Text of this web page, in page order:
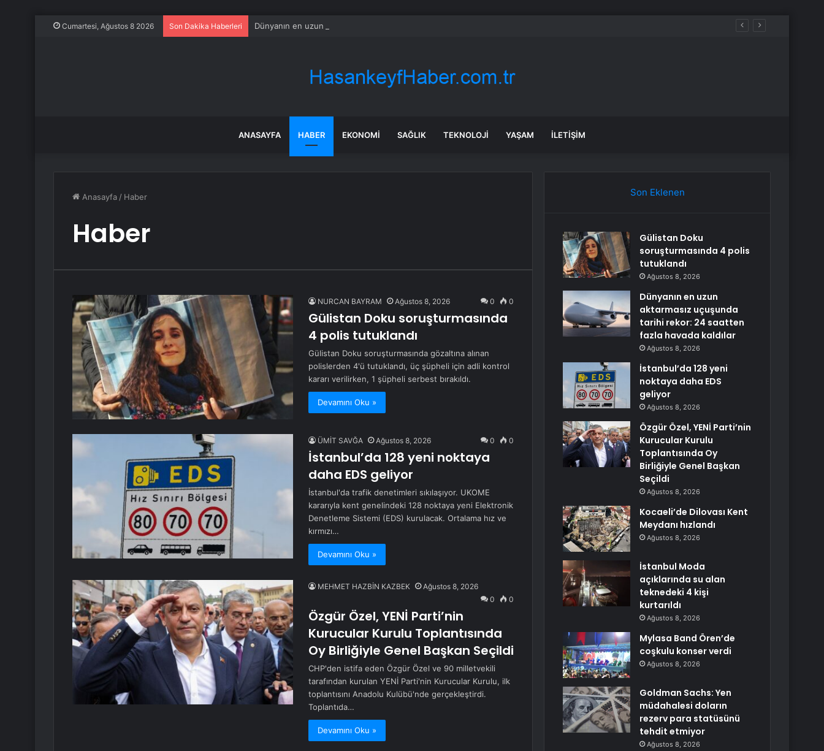
Cumartesi, Ağustos 8 2026 Son Dakika Haberleri Dünyanın en uzun aktarmasız uçuşunda tarihi rekor: 24 saatten fazla havada kaldılar
ANASAYFA HABER EKONOMI SAĞLIK TEKNOLOJI YAŞAM İLETIŞIM
Anasayfa / Haber
Haber
NURCAN BAYRAM Ağustos 8, 2026 0 0
Gülistan Doku soruşturmasında
4 polis tutuklandı
Gülistan Doku soruşturmasında gözaltına alınan
polislerden 4'ü tutuklandı, üç şüpheli için adli kontrol
kararı verilirken, 1 şüpheli serbest bırakıldı.
Devamını Oku »
ÜMİT SAVĞA Ağustos 8, 2026 0 0
İstanbul’da 128 yeni noktaya
daha EDS geliyor
İstanbul'da trafik denetimleri sıkılaşıyor. UKOME
kararıyla kent genelindeki 128 noktaya yeni Elektronik
Denetleme Sistemi (EDS) kurulacak. Ortalama hız ve
kırmızı…
Devamını Oku »
MEHMET HAZBİN KAZBEK
Ağustos 8, 2026
0
0
Özgür Özel, YENİ Parti’nin
Kurucular Kurulu Toplantısında
Oy Birliğiyle Genel Başkan Seçildi
CHP'den istifa eden Özgür Özel ve 90 milletvekili
tarafından kurulan YENİ Parti'nin Kurucular Kurulu, ilk
toplantısını Anadolu Kulübü'nde gerçekleştirdi.
Toplantıda…
Devamını Oku »
Son Eklenen
Gülistan Doku
soruşturmasında 4 polis
tutuklandı
Ağustos 8, 2026
Dünyanın en uzun
aktarmasız uçuşunda
tarihi rekor: 24 saatten
fazla havada kaldılar
Ağustos 8, 2026
İstanbul’da 128 yeni
noktaya daha EDS
geliyor
Ağustos 8, 2026
Özgür Özel, YENİ Parti’nin
Kurucular Kurulu
Toplantısında Oy
Birliğiyle Genel Başkan
Seçildi
Ağustos 8, 2026
Kocaeli’de Dilovası Kent
Meydanı hızlandı
Ağustos 8, 2026
İstanbul Moda
açıklarında su alan
teknedeki 4 kişi
kurtarıldı
Ağustos 8, 2026
Mylasa Band Ören’de
coşkulu konser verdi
Ağustos 8, 2026
Goldman Sachs: Yen
müdahalesi doların
rezerv para statüsünü
tehdit etmiyor
Ağustos 8, 2026